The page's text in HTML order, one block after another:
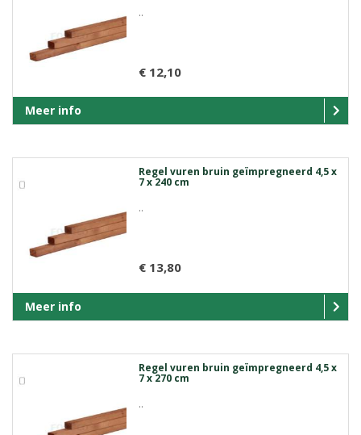
..
€ 12,10
Meer info
Regel vuren bruin geïmpregneerd 4,5 x
7 x 240 cm
..
€ 13,80
Meer info
Regel vuren bruin geïmpregneerd 4,5 x
7 x 270 cm
..